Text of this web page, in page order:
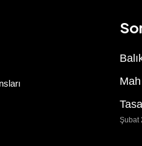
Şubat